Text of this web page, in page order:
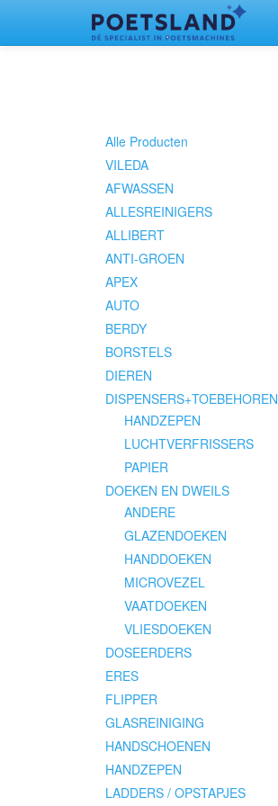
Alle Producten
VILEDA
AFWASSEN
ALLESREINIGERS
ALLIBERT
ANTI-GROEN
APEX
AUTO
BERDY
BORSTELS
DIEREN
DISPENSERS+TOEBEHOREN
HANDZEPEN
LUCHTVERFRISSERS
PAPIER
DOEKEN EN DWEILS
ANDERE
GLAZENDOEKEN
HANDDOEKEN
MICROVEZEL
VAATDOEKEN
VLIESDOEKEN
DOSEERDERS
ERES
FLIPPER
GLASREINIGING
HANDSCHOENEN
HANDZEPEN
LADDERS / OPSTAPJES